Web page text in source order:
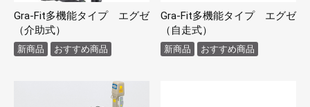
Gra-Fit多機能タイプ エグゼ
（介助式）
新商品 おすすめ商品
Gra-Fit多機能タイプ エグゼ
（自走式）
新商品 おすすめ商品